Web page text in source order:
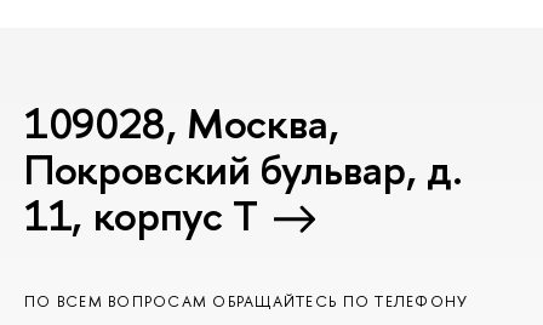
109028, Москва,
Покровский бульвар, д.
11, корпус T
ПО ВСЕМ ВОПРОСАМ ОБРАЩАЙТЕСЬ ПО ТЕЛЕФОНУ